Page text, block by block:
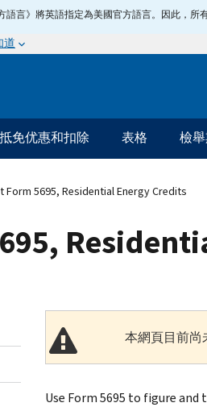
語言》將英語指定為美國官方語言。因此，所
道
抵免优惠和扣除 表格 檢
Form 5695, Residential Energy Credits
本網頁目前尚
Use Form 5695 to figure